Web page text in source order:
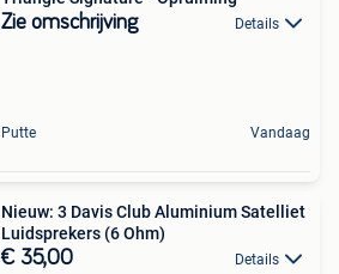
Zie omschrijving Details
Putte Vandaag
Nieuw: 3 Davis Club Aluminium Satelliet
Luidsprekers (6 Ohm)
€ 35,00 Details